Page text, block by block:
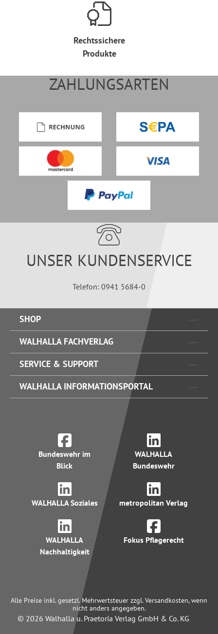
Rechtssichere
Produkte
ZAHLUNGSARTEN
UNSER KUNDENSERVICE
Telefon: 0941 5684-0
SHOP
WALHALLA FACHVERLAG
SERVICE & SUPPORT
WALHALLA INFORMATIONSPORTAL
Bundeswehr im
Blick
WALHALLA
Bundeswehr
WALHALLA Soziales metropolitan Verlag
WALHALLA
Nachhaltigkeit
Fokus Pflegerecht
Alle Preise inkl. gesetzl. Mehrwertsteuer zzgl. Versandkosten, wenn
nicht anders angegeben.
© 2026 Walhalla u. Praetoria Verlag GmbH & Co. KG